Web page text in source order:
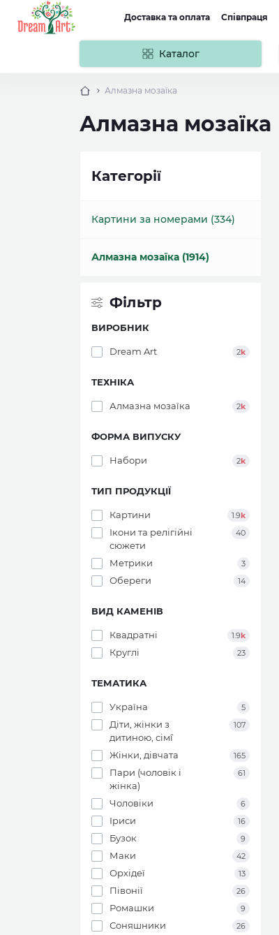
Доставка та оплата Співпраця
Каталог
Алмазна мозаїка
Алмазна мозаїка
Категорії
Картини за номерами (334)
Алмазна мозаїка (1914)
Фільтр
ВИРОБНИК
Dream Art 2k
ТЕХНІКА
Алмазна мозаїка 2k
ФОРМА ВИПУСКУ
Набори 2k
ТИП ПРОДУКЦІЇ
Картини 1.9k
Ікони та релігійні
сюжети
40
Метрики 3
Обереги 14
ВИД КАМЕНІВ
Квадратні 1.9k
Круглі 23
ТЕМАТИКА
Україна 5
Діти, жінки з
дитиною, сім`ї
107
Жінки, дівчата 165
Пари (чоловік і
жінка)
61
Чоловіки 6
Іриси 16
Бузок 9
Маки 42
Орхідеї 13
Півонії 26
Ромашки 9
Соняшники 26